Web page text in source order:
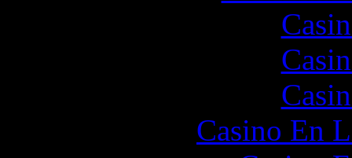
Casino En